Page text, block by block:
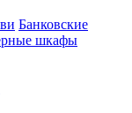
Банковские
шкафы